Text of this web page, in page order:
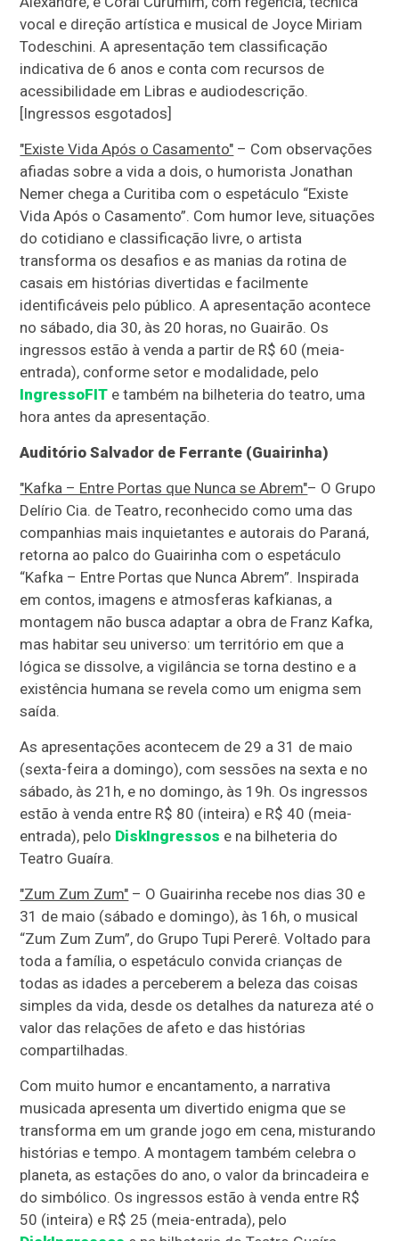
vocal e direção artística e musical de Joyce Miriam
Todeschini. A apresentação tem classificação
indicativa de 6 anos e conta com recursos de
acessibilidade em Libras e audiodescrição.
[Ingressos esgotados]
"Existe Vida Após o Casamento" – Com observações
afiadas sobre a vida a dois, o humorista Jonathan
Nemer chega a Curitiba com o espetáculo “Existe
Vida Após o Casamento”. Com humor leve, situações
do cotidiano e classificação livre, o artista
transforma os desafios e as manias da rotina de
casais em histórias divertidas e facilmente
identificáveis pelo público. A apresentação acontece
no sábado, dia 30, às 20 horas, no Guairão. Os
ingressos estão à venda a partir de R$ 60 (meia-
entrada), conforme setor e modalidade, pelo
IngressoFIT e também na bilheteria do teatro, uma
hora antes da apresentação.
Auditório Salvador de Ferrante (Guairinha)
"Kafka – Entre Portas que Nunca se Abrem"– O Grupo
Delírio Cia. de Teatro, reconhecido como uma das
companhias mais inquietantes e autorais do Paraná,
retorna ao palco do Guairinha com o espetáculo
“Kafka – Entre Portas que Nunca Abrem”. Inspirada
em contos, imagens e atmosferas kafkianas, a
montagem não busca adaptar a obra de Franz Kafka,
mas habitar seu universo: um território em que a
lógica se dissolve, a vigilância se torna destino e a
existência humana se revela como um enigma sem
saída.
As apresentações acontecem de 29 a 31 de maio
(sexta-feira a domingo), com sessões na sexta e no
sábado, às 21h, e no domingo, às 19h. Os ingressos
estão à venda entre R$ 80 (inteira) e R$ 40 (meia-
entrada), pelo DiskIngressos e na bilheteria do
Teatro Guaíra.
"Zum Zum Zum" – O Guairinha recebe nos dias 30 e
31 de maio (sábado e domingo), às 16h, o musical
“Zum Zum Zum”, do Grupo Tupi Pererê. Voltado para
toda a família, o espetáculo convida crianças de
todas as idades a perceberem a beleza das coisas
simples da vida, desde os detalhes da natureza até o
valor das relações de afeto e das histórias
compartilhadas.
Com muito humor e encantamento, a narrativa
musicada apresenta um divertido enigma que se
transforma em um grande jogo em cena, misturando
histórias e tempo. A montagem também celebra o
planeta, as estações do ano, o valor da brincadeira e
do simbólico. Os ingressos estão à venda entre R$
50 (inteira) e R$ 25 (meia-entrada), pelo